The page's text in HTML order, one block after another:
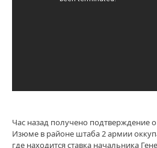
Час назад получено подтверждение
Изюме в районе штаба 2 армии
где находится ставка начальника